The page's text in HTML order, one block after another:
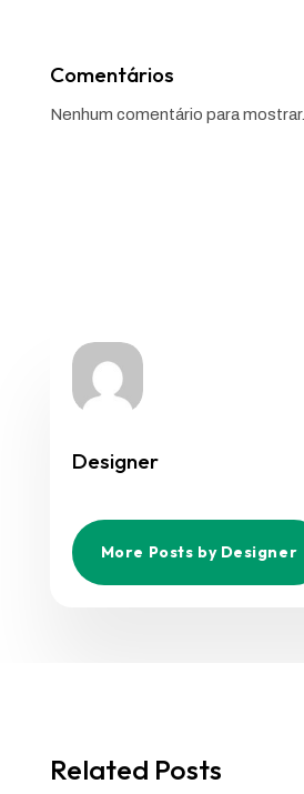
Comentários
Nenhum comentário para mostrar.
Designer
More Posts by Designer
Related Posts